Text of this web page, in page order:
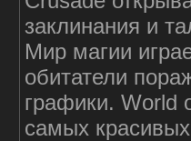
заклинания и
Мир магии
обитатели
графики. World
самых